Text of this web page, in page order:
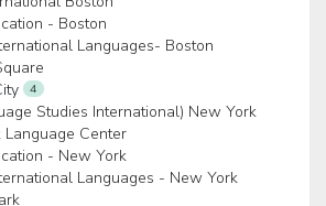
- Boston
Languages- Boston
4
Studies International) New York
Language Center
- New York
Languages - New York